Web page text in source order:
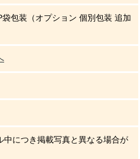
包装（オプション 個別包装 追加
中につき掲載写真と異なる場合が